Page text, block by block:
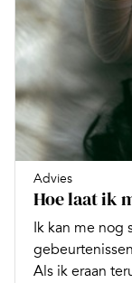
Advies
Hoe laat ik
Ik kan me nog
Als ik eraan